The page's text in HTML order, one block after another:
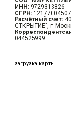
ИНН: 9729313826
ОГРН:
Расчётный счет:
ОТКРЫТИЕ", г.
044525999
загрузка карты...